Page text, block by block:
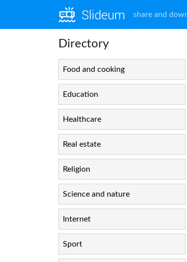
share and
Directory
Food and cooking
Education
Healthcare
Real estate
Religion
Science and nature
Internet
Sport